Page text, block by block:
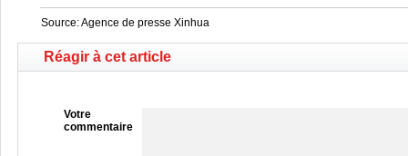
Source: Agence de presse Xinhua
Réagir à cet article
Votre
commentaire